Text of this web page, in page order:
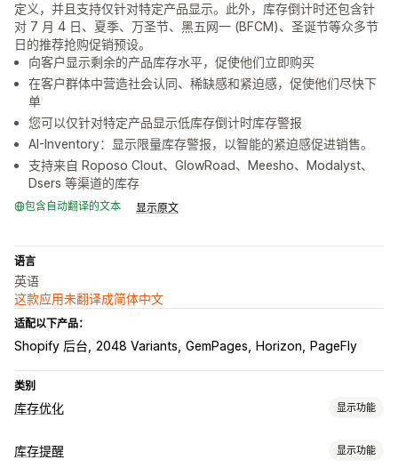
定义，并且支持仅针对特定产品显示。此外，库存倒计时还包含针
对 7 月 4 日、夏季、万圣节、黑五网一 (BFCM)、圣诞节等众多节
日的推荐抢购促销预设。
向客户显示剩余的产品库存水平，促使他们立即购买
在客户群体中营造社会认同、稀缺感和紧迫感，促使他们尽快下
单
您可以仅针对特定产品显示低库存倒计时库存警报
AI-Inventory：显示限量库存警报，以智能的紧迫感促进销售。
支持来自 Roposo Clout、GlowRoad、Meesho、Modalyst、
Dsers 等渠道的库存
包含自动翻译的文本 显示原文
语言
英语
这款应用未翻译成简体中文
适配以下产品：
Shopify 后台 2048 Variants GemPages Horizon PageFly
类别
库存优化 显示功能
库存管理
库存提醒 显示功能